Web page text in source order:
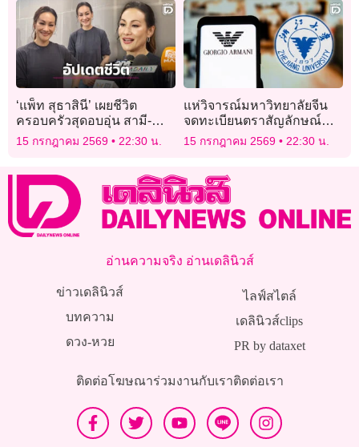
‘แพ็ท สุธาสินี’ เผยชีวิต
ครอบครัวสุดอบอุ่น สามี-
ลูกชายไฟเขียวคอยซัพพอร์ต
สิ่งที่รักเต็มร้อย
15 กรกฎาคม 2569 22:30 น.
แห่วิจารณ์มหาวิทยาลัยจีน
จดทะเบียนตราสัญลักษณ์
คาดเกรงข้อพิพาท
เครื่องหมายการค้ากับ
15 กรกฎาคม 2569 22:30 น.
อ่านความจริง อ่านเดลินิวส์
ข่าวเดลินิวส์
บทความ
ดวง-หวย
ไลฟ์สไตล์
เดลินิวส์clips
PR by dataxet
ติดต่อโฆษณาร่วมงานกับเราติดต่อเรา